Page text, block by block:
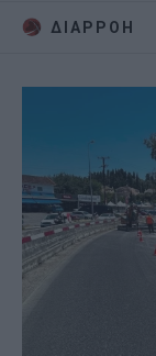
ΔΙΑΡΡΟΗ